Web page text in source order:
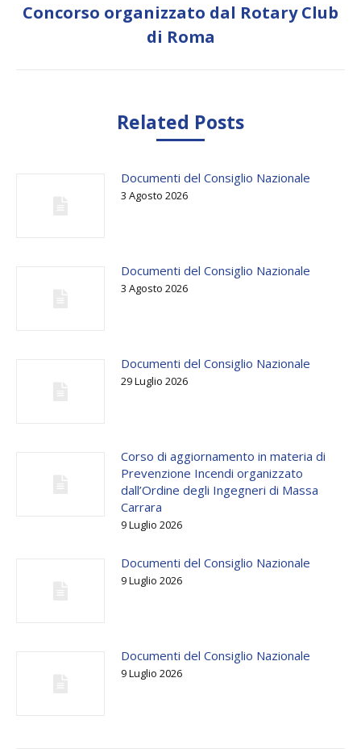
Next
post:
Concorso organizzato dal Rotary Club
di Roma
Related Posts
Documenti del Consiglio Nazionale
3 Agosto 2026
Documenti del Consiglio Nazionale
3 Agosto 2026
Documenti del Consiglio Nazionale
29 Luglio 2026
Corso di aggiornamento in materia di
Prevenzione Incendi organizzato
dall’Ordine degli Ingegneri di Massa
Carrara
9 Luglio 2026
Documenti del Consiglio Nazionale
9 Luglio 2026
Documenti del Consiglio Nazionale
9 Luglio 2026